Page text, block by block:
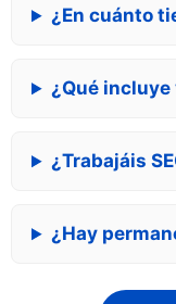
¿En cuánto
¿Qué incluye
¿Trabajáis
¿Hay